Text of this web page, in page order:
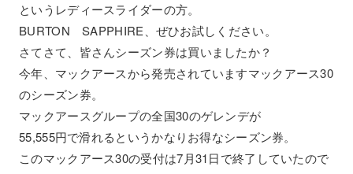
というレディースライダーの方。
BURTON SAPPHIRE、ぜひお試しください。
さてさて、皆さんシーズン券は買いましたか？
今年、マックアースから発売されていますマックアース30
のシーズン券。
マックアースグループの全国30のゲレンデが
55,555円で滑れるというかなりお得なシーズン券。
このマックアース30の受付は7月31日で終了していたので